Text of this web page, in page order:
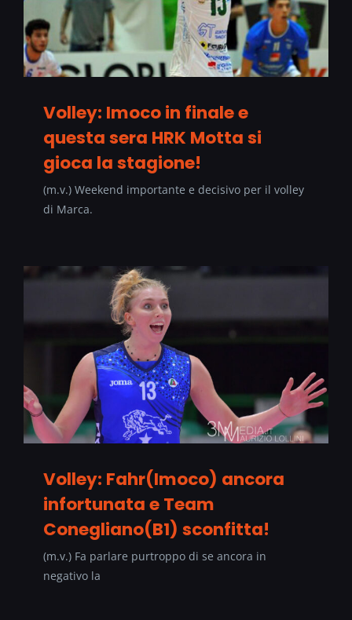
Volley: Imoco in finale e
questa sera HRK Motta si
gioca la stagione!
(m.v.) Weekend importante e decisivo per il volley
di Marca.
Volley: Fahr(Imoco) ancora
infortunata e Team
Conegliano(B1) sconfitta!
(m.v.) Fa parlare purtroppo di se ancora in
negativo la